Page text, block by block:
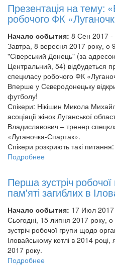
Презентація на тему:
робочого ФК
Начало события: 8 Сен 2017 -
Завтра, 8 вересня 2017 року, о
"Сіверський Донець" (за
Центральний, 54) відбудеться
спецкласу робочого ФК
Вперше у Сєвєродонецьку
футболу!
Спікери: Нікішин Микола
асоціації жінок Луганської
Владиславович – тренер
«Луганочка-Спартак».
Спікери розкриють такі питання:
Подробнее
тему:
«Відкриття
спецкласу
робочого
ФК
«Луганочка-
Спартак»
Перша зустріч робочої
пам'яті загиблих в
Начало события: 17 Июл
Сьогодні, 15 липня 2017 року,
зустріч робочої групи щодо
Іловайському котлі в 2014
2017 року.
Подробнее